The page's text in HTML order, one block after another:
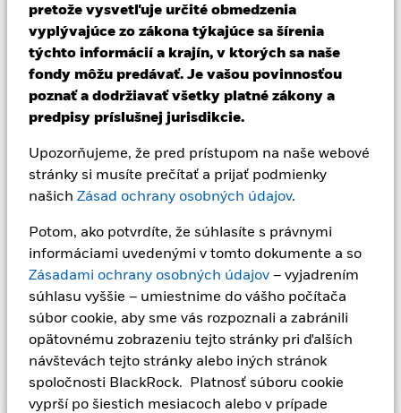
pretože vysvetľuje určité obmedzenia
vyplývajúce zo zákona týkajúce sa šírenia
týchto informácií a krajín, v ktorých sa naše
fondy môžu predávať. Je vašou povinnosťou
poznať a dodržiavať všetky platné zákony a
predpisy príslušnej jurisdikcie.
Upozorňujeme, že pred prístupom na naše webové
stránky si musíte prečítať a prijať podmienky
našich Zásad ochrany osobných údajov.
Potom, ako potvrdíte, že súhlasíte s právnymi
informáciami uvedenými v tomto dokumente a so
Zásadami ochrany osobných údajov – vyjadrením
súhlasu vyššie – umiestnime do vášho počítača
súbor cookie, aby sme vás rozpoznali a zabránili
opätovnému zobrazeniu tejto stránky pri ďalších
návštevách tejto stránky alebo iných stránok
spoločnosti BlackRock. Platnosť súboru cookie
vyprší po šiestich mesiacoch alebo v prípade
investície a výnosy z nej sa budú líšiť a počiatočnú výšku vašej
investície nemožno zaručiť. ETF sú obchodované na burzách
podobne ako akcie a kupujú sa a predávajú za trhové ceny,
ktoré sa môžu líšiť od čistej hodnoty aktív ETF. Úrokové riziko a
úverové riziko sú dve hlavné riziká spojené s investovaním do
nástrojov s pevným výnosom. Spravidla pri raste úrokových
sadzieb dochádza k zodpovedajúcemu poklesu trhovej
emitent dlhopisu nebude schopný splatiť istinu ani plniť
svoje záväzky zo zaplatenia úrokov. Fond investuje do
spoločnosťami. Existuje riziko zlyhania, keď emitujúca
fondu v čase splatnosti. Menový hedžing je navrhnutý na
zníženie rizika, ale nemôže eliminovať vplyv menových
pohybov medzi základnou menou a menami, v ktorých sú
realizované niektoré alebo všetky podkladové investície. V
závislosti od výmenných kurzov to môže mať pozitívny alebo
Zobraziť menej